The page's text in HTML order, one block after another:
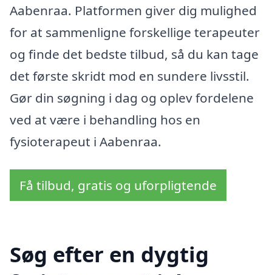
Aabenraa. Platformen giver dig mulighed
for at sammenligne forskellige terapeuter
og finde det bedste tilbud, så du kan tage
det første skridt mod en sundere livsstil.
Gør din søgning i dag og oplev fordelene
ved at være i behandling hos en
fysioterapeut i Aabenraa.
Få tilbud, gratis og uforpligtende
Søg efter en dygtig